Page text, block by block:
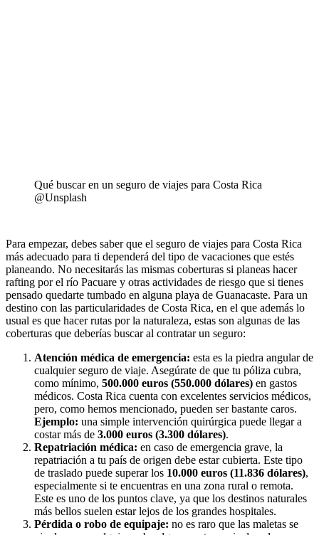
Qué buscar en un seguro de viajes para Costa Rica
@Unsplash
Para empezar, debes saber que el seguro de viajes para Costa Rica
más adecuado para ti dependerá del tipo de vacaciones que estés
planeando. No necesitarás las mismas coberturas si planeas hacer
rafting por el río Pacuare y otras actividades de riesgo que si tienes
pensado quedarte tumbado en alguna playa de Guanacaste. Para un
destino con las particularidades de Costa Rica, en el que además lo
usual es que hacer rutas por la naturaleza, estas son algunas de las
coberturas que deberías buscar al contratar un seguro:
Atención médica de emergencia: esta es la piedra angular de
cualquier seguro de viaje. Asegúrate de que tu póliza cubra,
como mínimo, 500.000 euros (550.000 dólares) en gastos
médicos. Costa Rica cuenta con excelentes servicios médicos,
pero, como hemos mencionado, pueden ser bastante caros.
Ejemplo: una simple intervención quirúrgica puede llegar a
costar más de 3.000 euros (3.300 dólares).
Repatriación médica: en caso de emergencia grave, la
repatriación a tu país de origen debe estar cubierta. Este tipo
de traslado puede superar los 10.000 euros (11.836 dólares),
especialmente si te encuentras en una zona rural o remota.
Este es uno de los puntos clave, ya que los destinos naturales
más bellos suelen estar lejos de los grandes hospitales.
Pérdida o robo de equipaje: no es raro que las maletas se